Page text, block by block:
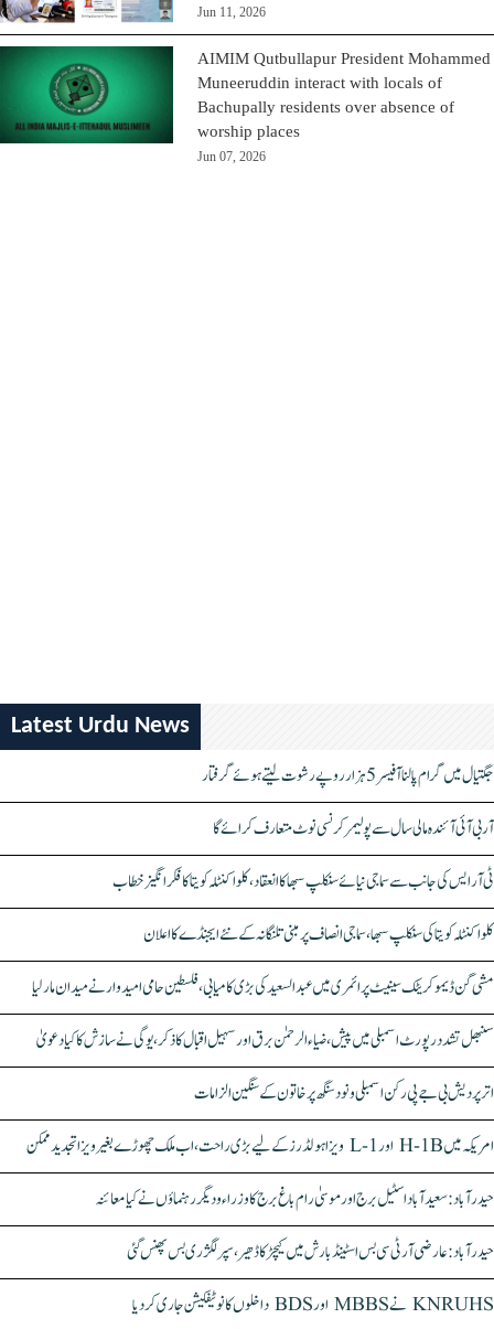
Jun 11, 2026
AIMIM Qutbullapur President Mohammed
Muneeruddin interact with locals of
Bachupally residents over absence of
worship places
Jun 07, 2026
Latest Urdu News
جگتیال میں گرام پالنا آفیسر 5 ہزار روپے رشوت لیتے ہوئے گرفتار
آر بی آئی آئندہ مالی سال سے پولیمر کرنسی نوٹ متعارف کرائے گا
ٹی آر ایس کی جانب سے سماجی نیائے سنکلپ سبھا کا انعقاد، کلواکنٹلہ کویتا کا فکر انگیز خطاب
کلواکنٹلہ کویتا کی سنکلپ سبھا، سماجی انصاف پر مبنی تلنگانہ کے نئے ایجنڈے کا اعلان
مشی گن ڈیموکریٹک سینیٹ پرائمری میں عبدالسعید کی بڑی کامیابی، فلسطین حامی امیدوار نے میدان مار لیا
سنبھل تشدد رپورٹ اسمبلی میں پیش، ضیاء الرحمٰن برق اور سہیل اقبال کا ذکر، یوگی نے سازش کا کیا دعویٰ
اتر پردیش بی جے پی رکن اسمبلی ونود سنگھ پر خاتون کے سنگین الزامات
امریکہ میں H-1B اور L-1 ویزا ہولڈرز کے لیے بڑی راحت، اب ملک چھوڑے بغیر ویزا تجدید ممکن
حیدرآباد: سعیدآباد اسٹیل برج اور موسیٰ رام باغ برج کا وزراء و دیگر رہنماؤں نے کیا معائنہ
حیدرآباد: عارضی آر ٹی سی بس اسٹینڈ بارش میں کیچڑ کا ڈھیر، سپر لگژری بس پھنس گئی
KNRUHS نے MBBS اور BDS داخلوں کا نوٹیفکیشن جاری کر دیا